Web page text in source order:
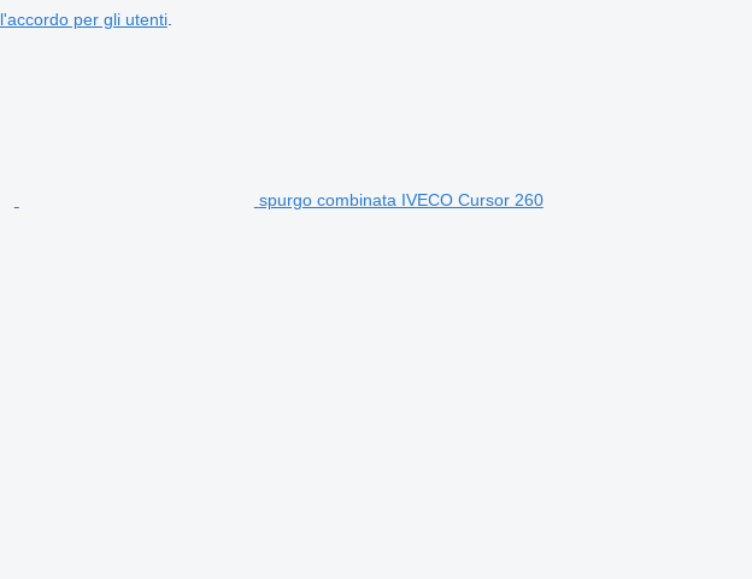
l'accordo per gli utenti.
spurgo combinata IVECO Cursor 260